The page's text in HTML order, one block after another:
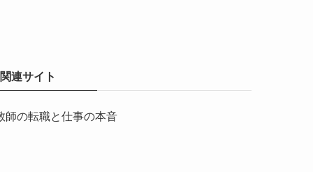
関連サイト
師の転職と仕事の本音